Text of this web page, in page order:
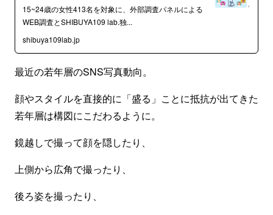
15~24歳の女性413名を対象に、外部調査パネルによる
WEB調査とSHIBUYA109 lab.独...
shibuya109lab.jp
最近の若年層のSNS写真動向。
顔やスタイルを直接的に「盛る」ことに抵抗が出てきた
若年層は構図にこだわるように。
鏡越しで撮って顔を隠したり、
上側から広角で撮ったり、
後ろ姿を撮ったり、